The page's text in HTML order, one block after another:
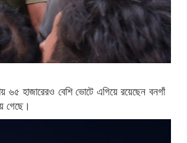
৬৫ হাজারেরও বেশি ভোটে এগিয়ে রয়েছেন বনগাঁ
গেছে।